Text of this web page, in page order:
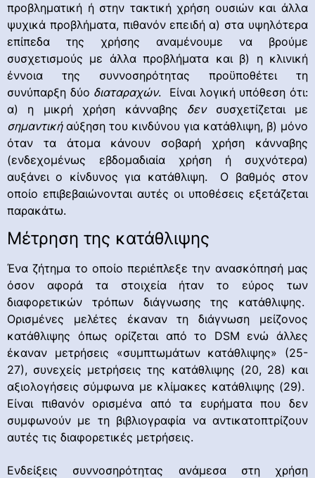
προβληματική ή στην τακτική χρήση ουσιών και άλλα
ψυχικά προβλήματα, πιθανόν επειδή α) στα υψηλότερα
επίπεδα της χρήσης αναμένουμε να βρούμε
συσχετισμούς με άλλα προβλήματα και β) η κλινική
έννοια της συννοσηρότητας προϋποθέτει τη
συνύπαρξη δύο διαταραχών. Είναι λογική υπόθεση ότι:
α) η μικρή χρήση κάνναβης δενσυσχετίζεται με
σημαντικήαύξηση του κινδύνου για κατάθλιψη, β) μόνο
όταν τα άτομα κάνουν σοβαρή χρήση κάνναβης
(ενδεχομένως εβδομαδιαία χρήση ή συχνότερα)
αυξάνει ο κίνδυνος για κατάθλιψη. Ο βαθμός στον
οποίο επιβεβαιώνονται αυτές οι υποθέσεις εξετάζεται
παρακάτω.
Μέτρηση της κατάθλιψης
Ένα ζήτημα το οποίο περιέπλεξε την ανασκόπησή μας
όσον αφορά τα στοιχεία ήταν το εύρος των
διαφορετικών τρόπων διάγνωσης της κατάθλιψης.
Ορισμένες μελέτες έκαναν τη διάγνωση μείζονος
κατάθλιψης όπως ορίζεται από το DSM ενώ άλλες
έκαναν μετρήσεις «συμπτωμάτων κατάθλιψης» (25-
27), συνεχείς μετρήσεις της κατάθλιψης (20, 28) και
αξιολογήσεις σύμφωνα με κλίμακες κατάθλιψης (29).
Είναι πιθανόν ορισμένα από τα ευρήματα που δεν
συμφωνούν με τη βιβλιογραφία να αντικατοπτρίζουν
αυτές τις διαφορετικές μετρήσεις.
Ενδείξεις συννοσηρότητας ανάμεσα στη χρήση